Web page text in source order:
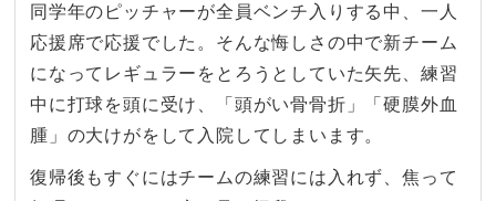
同学年のピッチャーが全員ベンチ入りする中、一人
応援席で応援でした。そんな悔しさの中で新チーム
になってレギュラーをとろうとしていた矢先、練習
中に打球を頭に受け、「頭がい骨骨折」「硬膜外血
腫」の大けがをして入院してしまいます。
復帰後もすぐにはチームの練習には入れず、焦って